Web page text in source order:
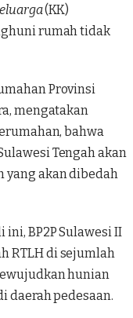
(KK)
rumah tidak
Provinsi
, mengatakan
bahwa
Tengah akan
yang akan dibedah
ini, BP2P Sulawesi II
RTLH di sejumlah
hunian
daerah pedesaan.